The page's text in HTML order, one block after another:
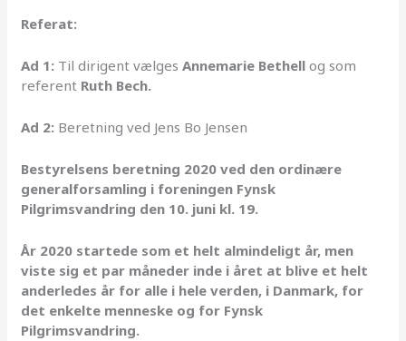
Referat:
Ad 1: Til dirigent vælgesAnnemarie Bethell og som
referent Ruth Bech.
Ad 2: Beretning ved Jens Bo Jensen
Bestyrelsens beretning 2020 ved den ordinære
generalforsamling i foreningen Fynsk
Pilgrimsvandring den 10. juni kl. 19.
År 2020 startede som et helt almindeligt år, men
viste sig et par måneder inde i året at blive et helt
anderledes år for alle i hele verden, i Danmark, for
det enkelte menneske og for Fynsk
Pilgrimsvandring.